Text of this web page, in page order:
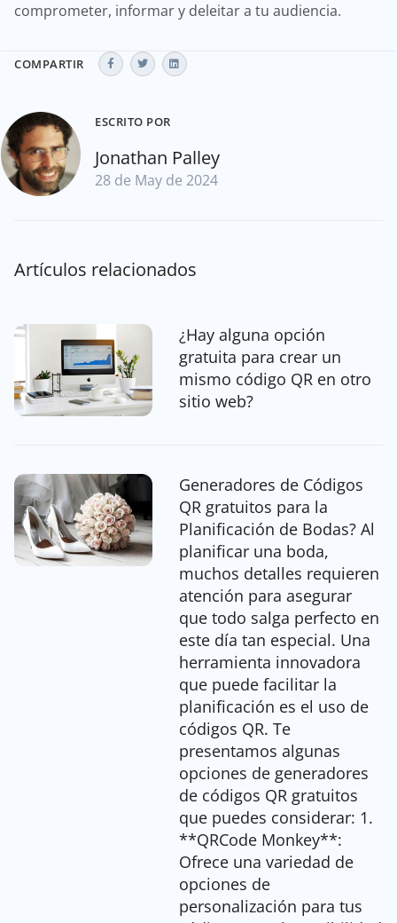
comprometer, informar y deleitar a tu audiencia.
COMPARTIR
ESCRITO POR
Jonathan Palley
28 de May de 2024
Artículos relacionados
¿Hay alguna opción
gratuita para crear un
mismo código QR en otro
sitio web?
Generadores de Códigos
QR gratuitos para la
Planificación de Bodas? Al
planificar una boda,
muchos detalles requieren
atención para asegurar
que todo salga perfecto en
este día tan especial. Una
herramienta innovadora
que puede facilitar la
planificación es el uso de
códigos QR. Te
presentamos algunas
opciones de generadores
de códigos QR gratuitos
que puedes considerar: 1.
**QRCode Monkey**:
Ofrece una variedad de
opciones de
personalización para tus